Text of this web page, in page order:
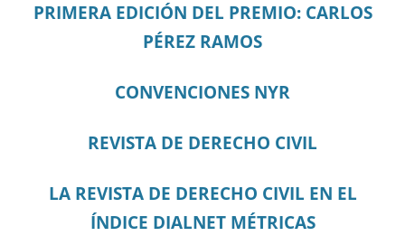
PRIMERA EDICIÓN DEL PREMIO: CARLOS
PÉREZ RAMOS
CONVENCIONES NYR
REVISTA DE DERECHO CIVIL
LA REVISTA DE DERECHO CIVIL EN EL
ÍNDICE DIALNET MÉTRICAS